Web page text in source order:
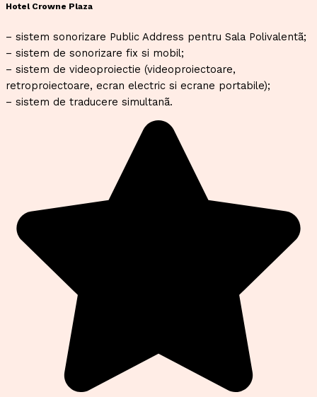
Hotel Crowne Plaza
– sistem sonorizare Public Address pentru Sala Polivalentã;
– sistem de sonorizare fix si mobil;
– sistem de videoproiectie (videoproiectoare,
retroproiectoare, ecran electric si ecrane portabile);
– sistem de traducere simultanã.